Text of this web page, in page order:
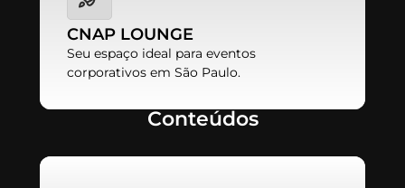
CNAP LOUNGE
Seu espaço ideal para eventos
corporativos em São Paulo.
Conteúdos